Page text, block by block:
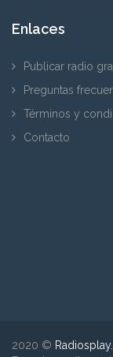
Enlaces
Publicar radio
Preguntas
Términos y
Contacto
2020 ©